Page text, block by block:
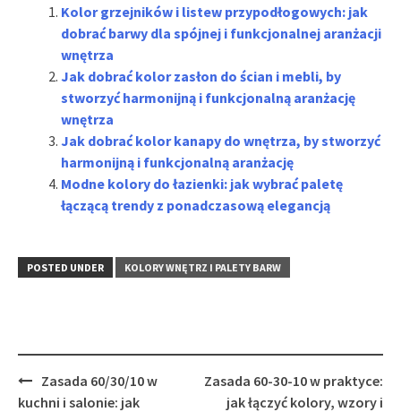
Kolor grzejników i listew przypodłogowych: jak
dobrać barwy dla spójnej i funkcjonalnej aranżacji
wnętrza
Jak dobrać kolor zasłon do ścian i mebli, by
stworzyć harmonijną i funkcjonalną aranżację
wnętrza
Jak dobrać kolor kanapy do wnętrza, by stworzyć
harmonijną i funkcjonalną aranżację
Modne kolory do łazienki: jak wybrać paletę
łączącą trendy z ponadczasową elegancją
POSTED UNDER KOLORY WNĘTRZ I PALETY BARW
Post
navigation
Zasada 60/30/10 w
kuchni i salonie: jak
Zasada 60-30-10 w praktyce:
jak łączyć kolory, wzory i